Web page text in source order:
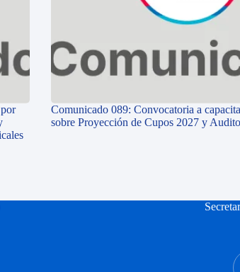
Comunicado 089: Convocatoria a
sobre Proyección de Cupos 2027 y